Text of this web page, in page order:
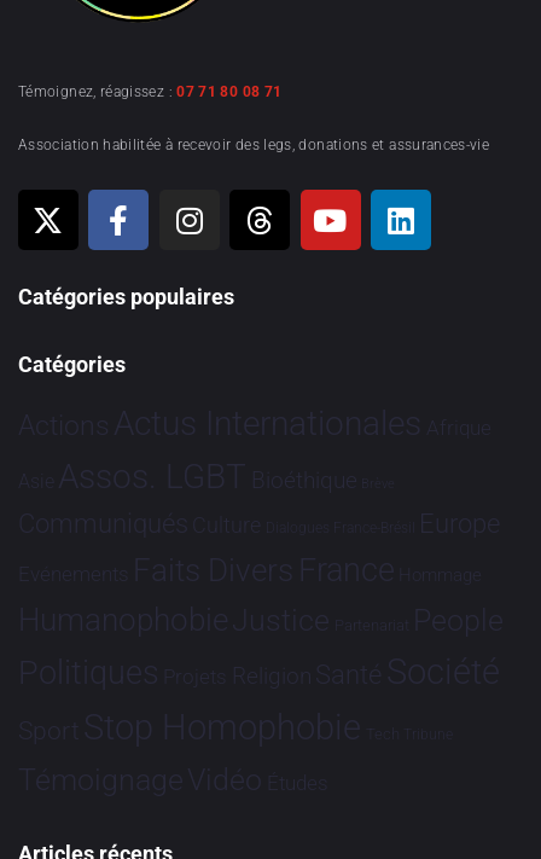
Témoignez, réagissez :07 71 80 08 71
Association habilitée à recevoir des legs, donations et assurances-vie
Catégories populaires
Catégories
Actions Actus Internationales Afrique
Asie Assos. LGBT Bioéthique Brève
Communiqués Culture Dialogues France-Brésil Europe
Evénements Faits Divers France Hommage
HumanophobieJustice Partenariat People
Politiques Projets Religion Santé Société
Sport Stop Homophobie Tech Tribune
TémoignageVidéo Études
Articles récents